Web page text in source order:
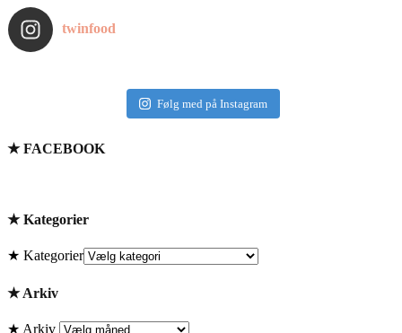
twinfood
Følg med på Instagram
★ FACEBOOK
★ Kategorier
★ Kategorier
★ Arkiv
★ Arkiv